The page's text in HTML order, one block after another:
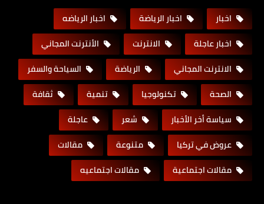
اخبار اخبار الرياضة
اخبار الرياضه
اخبار عاجلة
الانترنت
الأنترنت المجاني
الانترنت المجاني
الرياضة
السياحة والسفر
الصحة
تكنولوجيا تنمية
ثقافة
سياسة أخر الأخبار
شعر
عاجلة
عروض في تركيا
متنوعة
مقالات
مقالات اجتماعية
مقالات اجتماعيه